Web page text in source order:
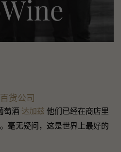
货公司
萄酒 达加兹 他们已经在商店里
毫无疑问，这是世界上最好的